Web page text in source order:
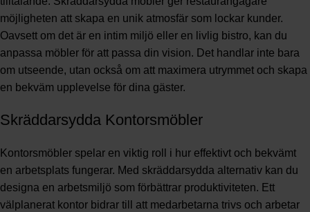
möjligheten att skapa en unik atmosfär som lockar kunder.
Oavsett om det är en intim miljö eller en livlig bistro, kan du
anpassa möbler för att passa din vision. Det handlar inte bara
om utseende, utan också om att maximera utrymmet och skapa
en bekväm upplevelse för dina gäster.
Skräddarsydda Kontorsmöbler
Kontorsmöbler spelar en viktig roll i hur effektivt och bekvämt
en arbetsplats fungerar. Med skräddarsydda alternativ kan du
designa en arbetsmiljö som förbättrar produktiviteten. Ett
välplanerat kontor bidrar till att medarbetarna trivs och arbetar